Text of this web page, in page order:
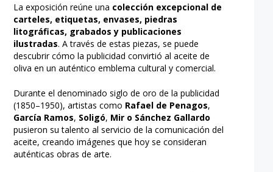
La exposición reúne una colección excepcional de
carteles, etiquetas, envases, piedras
litográficas, grabados y publicaciones
ilustradas. A través de estas piezas, se puede
descubrir cómo la publicidad convirtió al aceite de
oliva en un auténtico emblema cultural y comercial.
Durante el denominado siglo de oro de la publicidad
(1850–1950), artistas como Rafael de Penagos,
García Ramos, Soligó, Mir o Sánchez Gallardo
pusieron su talento al servicio de la comunicación del
aceite, creando imágenes que hoy se consideran
auténticas obras de arte.